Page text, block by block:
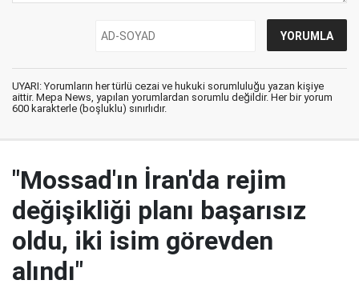
UYARI: Yorumların her türlü cezai ve hukuki sorumluluğu yazan kişiye
aittir. Mepa News, yapılan yorumlardan sorumlu değildir. Her bir yorum
600 karakterle (boşluklu) sınırlıdır.
"Mossad'ın İran'da rejim
değişikliği planı başarısız
oldu, iki isim görevden
alındı"